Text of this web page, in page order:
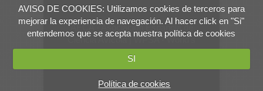
AVISO DE COOKIES: Utilizamos cookies de terceros para
mejorar la experiencia de navegación. Al hacer click en "Si"
entendemos que se acepta nuestra política de cookies
SI
Política de cookies
AECA - Asociación Española de
Ciencia Avícola | WPSA - World's
Poultry Science Association
Desarrollado por